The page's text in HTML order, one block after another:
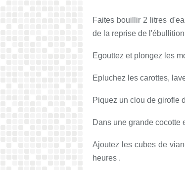
Faites bouillir 2 litres
de la reprise de l'ébullition
Egouttez et plongez les
Epluchez les carottes,
Piquez un clou de girofle
Dans une grande cocotte
Ajoutez les cubes de
heures .